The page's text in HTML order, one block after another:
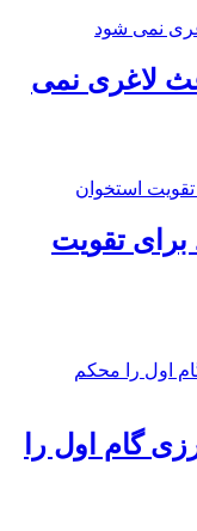
لاغری نمی
برای تقویت
گام اول را